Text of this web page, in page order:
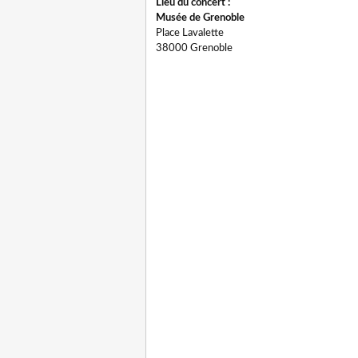
Lieu du concert :
Musée de Grenoble
Place Lavalette
38000 Grenoble